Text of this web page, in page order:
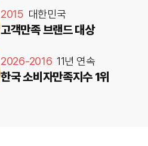
2015 대한민국
고객만족 브랜드 대상
2026-2016 11년 연속
한국 소비자만족지수 1위